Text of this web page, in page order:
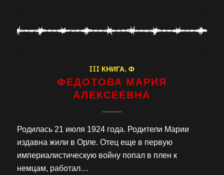
III КНИГА,Ф
ФЕДОТОВА МАРИЯ
АЛЕКСЕЕВНА
Родилась 21 июля 1924 года. Родители Марии
издавна жили в Орле. Отец еще в первую
империалистическую войну попал в плен к
немцам, работал…